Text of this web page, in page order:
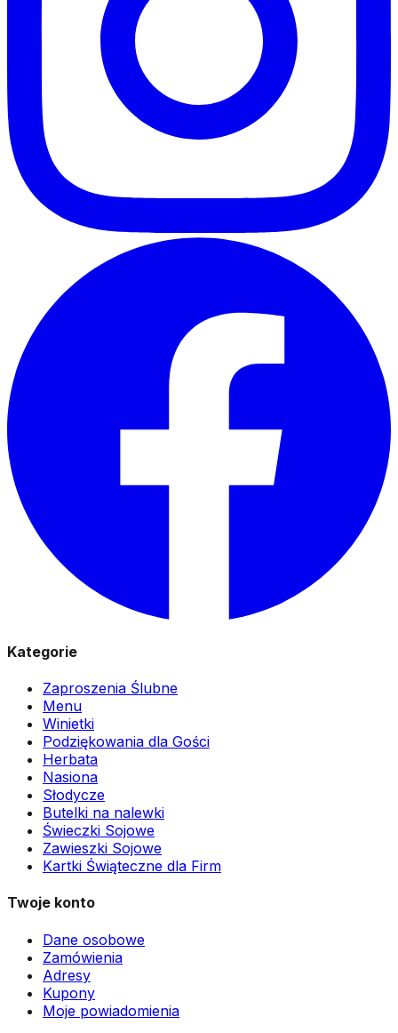
Kategorie
Zaproszenia Ślubne
Menu
Winietki
Podziękowania dla Gości
Herbata
Nasiona
Słodycze
Butelki na nalewki
Świeczki Sojowe
Zawieszki Sojowe
Kartki Świąteczne dla Firm
Twoje konto
Dane osobowe
Zamówienia
Adresy
Kupony
Moje powiadomienia